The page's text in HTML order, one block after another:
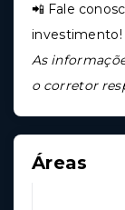
📲 Fale
investimento!
As
o corretor
Áreas